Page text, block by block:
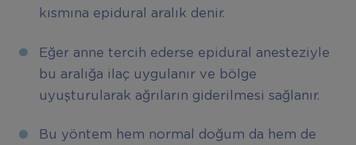
kısmına epidural aralık denir.
Eğer anne tercih ederse epidural anesteziyle
bu aralığa ilaç uygulanır ve bölge
uyuşturularak ağrıların giderilmesi sağlanır.
Bu yöntem hem normal doğum da hem de